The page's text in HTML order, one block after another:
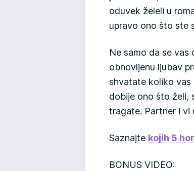
oduvek želeli u
upravo ono što ste
Ne samo da se
obnovljenu ljubav
shvatate koliko vas
dobije ono što želi,
tragate. Partner i vi
Saznajte kojih 5
BONUS VIDEO: